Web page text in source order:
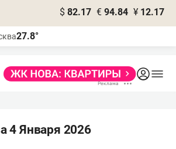
$ 82.17 € 94.84 ¥ 12.17
27.8°
4 Января 2026